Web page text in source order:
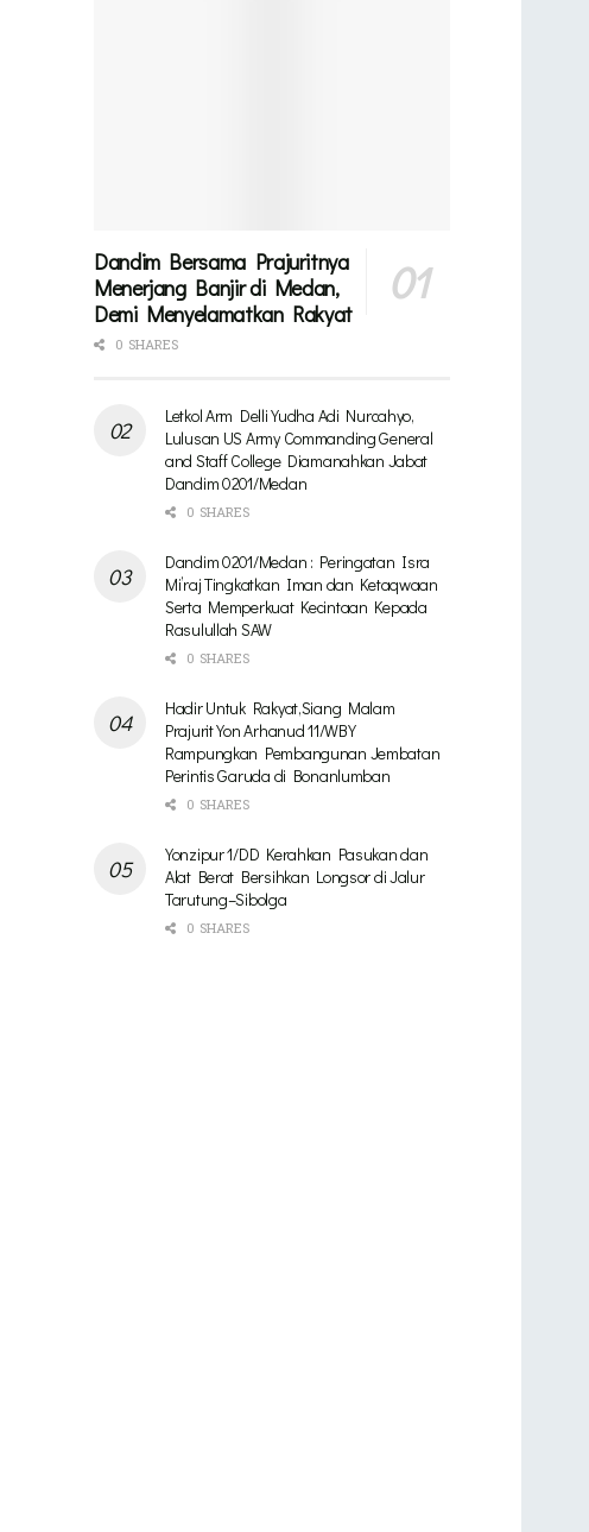
Dandim Bersama Prajuritnya
Menerjang Banjir di Medan,
Demi Menyelamatkan Rakyat
0 SHARES
Letkol Arm Delli Yudha Adi Nurcahyo,
Lulusan US Army Commanding General
and Staff College Diamanahkan Jabat
Dandim 0201/Medan
0 SHARES
Dandim 0201/Medan : Peringatan Isra
Mi’raj Tingkatkan Iman dan Ketaqwaan
Serta Memperkuat Kecintaan Kepada
Rasulullah SAW
0 SHARES
Hadir Untuk Rakyat,Siang Malam
Prajurit Yon Arhanud 11/WBY
Rampungkan Pembangunan Jembatan
Perintis Garuda di Bonanlumban
0 SHARES
Yonzipur 1/DD Kerahkan Pasukan dan
Alat Berat Bersihkan Longsor di Jalur
Tarutung–Sibolga
0 SHARES